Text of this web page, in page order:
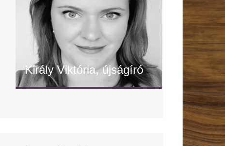
Király Viktória, újságíró